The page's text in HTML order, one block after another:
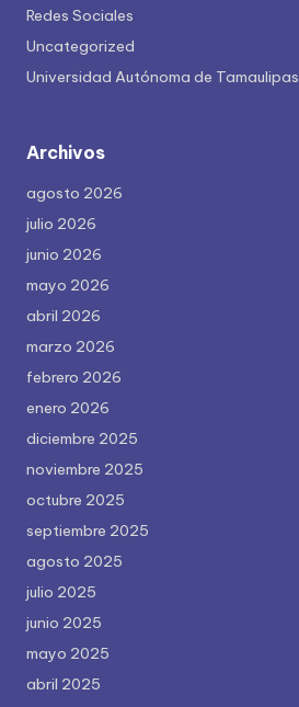
Redes Sociales
Uncategorized
Universidad Autónoma de Tamaulipas
Archivos
agosto 2026
julio 2026
junio 2026
mayo 2026
abril 2026
marzo 2026
febrero 2026
enero 2026
diciembre 2025
noviembre 2025
octubre 2025
septiembre 2025
agosto 2025
julio 2025
junio 2025
mayo 2025
abril 2025